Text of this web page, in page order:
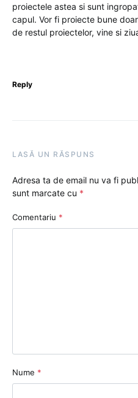
proiectele astea si sunt
capul. Vor fi proiecte bune
de restul proiectelor, vine si
Reply
LASĂ UN RĂSPUNS
Adresa ta de email nu va fi
sunt marcate cu *
Comentariu *
Nume *